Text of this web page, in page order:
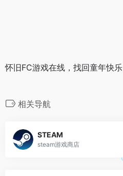
怀旧FC游戏在线，找回童年快乐
相关导航
STEAM
steam游戏商店